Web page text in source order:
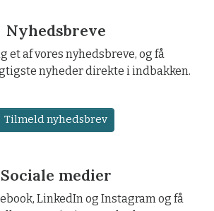
Nyhedsbreve
et af vores nyhedsbreve, og få
nyheder direkte i indbakken.
Tilmeld nyhedsbrev
Sociale medier
LinkedIn og Instagram og få